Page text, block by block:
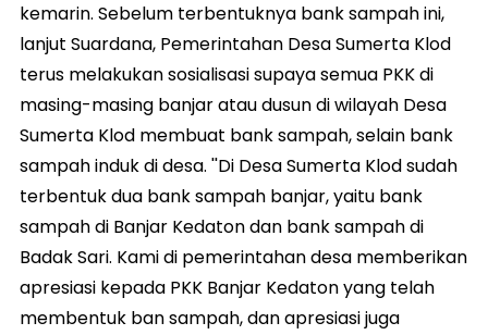
kemarin. Sebelum terbentuknya bank sampah ini,
lanjut Suardana, Pemerintahan Desa Sumerta Klod
terus melakukan sosialisasi supaya semua PKK di
masing-masing banjar atau dusun di wilayah Desa
Sumerta Klod membuat bank sampah, selain bank
sampah induk di desa. ''Di Desa Sumerta Klod sudah
terbentuk dua bank sampah banjar, yaitu bank
sampah di Banjar Kedaton dan bank sampah di
Badak Sari. Kami di pemerintahan desa memberikan
apresiasi kepada PKK Banjar Kedaton yang telah
membentuk ban sampah, dan apresiasi juga